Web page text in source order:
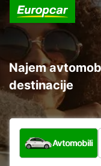
Najem
destinacije
Katera vrsta
Avtomobili